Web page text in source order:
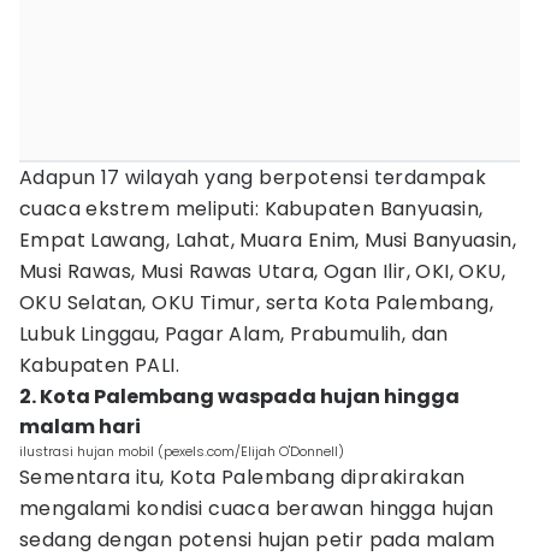
Adapun 17 wilayah yang berpotensi terdampak
cuaca ekstrem meliputi: Kabupaten Banyuasin,
Empat Lawang, Lahat, Muara Enim, Musi Banyuasin,
Musi Rawas, Musi Rawas Utara, Ogan Ilir, OKI, OKU,
OKU Selatan, OKU Timur, serta Kota Palembang,
Lubuk Linggau, Pagar Alam, Prabumulih, dan
Kabupaten PALI.
2. Kota Palembang waspada hujan hingga
malam hari
ilustrasi hujan mobil (pexels.com/Elijah O'Donnell)
Sementara itu, Kota Palembang diprakirakan
mengalami kondisi cuaca berawan hingga hujan
sedang dengan potensi hujan petir pada malam